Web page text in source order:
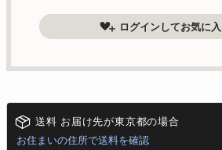
ログインしてお気に
送料 お届け先が東京都の場合
お住まいの住所で送料を確認